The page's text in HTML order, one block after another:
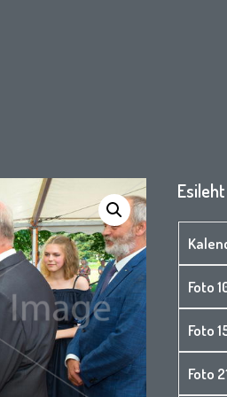
Esileht
Foto
Foto
Foto